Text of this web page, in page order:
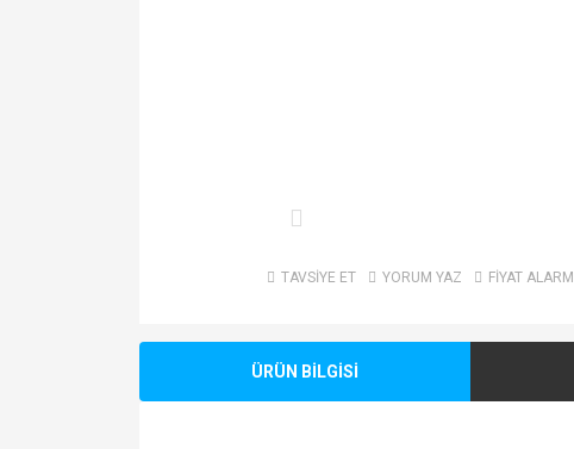
TAVSİYE ET YORUM YAZ FİYAT ALARMI
ÜRÜN BİLGİSİ